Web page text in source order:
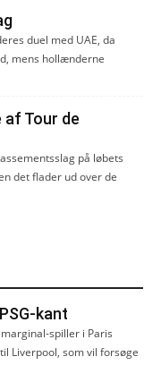
duel med UAE, da
mens hollænderne
Tour de
på løbets
det flader ud over de
kant
spiller i Paris
Liverpool, som vil forsøge